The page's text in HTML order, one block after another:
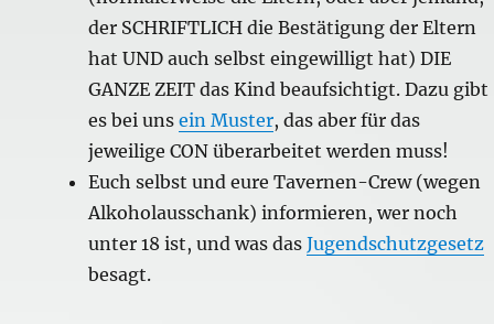
der SCHRIFTLICH die Bestätigung der Eltern
hat UND auch selbst eingewilligt hat) DIE
GANZE ZEIT das Kind beaufsichtigt. Dazu gibt
es bei uns ein Muster, das aber für das
jeweilige CON überarbeitet werden muss!
Euch selbst und eure Tavernen-Crew (wegen
Alkoholausschank) informieren, wer noch
unter 18 ist, und was das Jugendschutzgesetz
besagt.